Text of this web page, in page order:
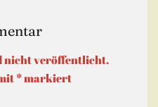
nicht veröffentlicht.
*markiert